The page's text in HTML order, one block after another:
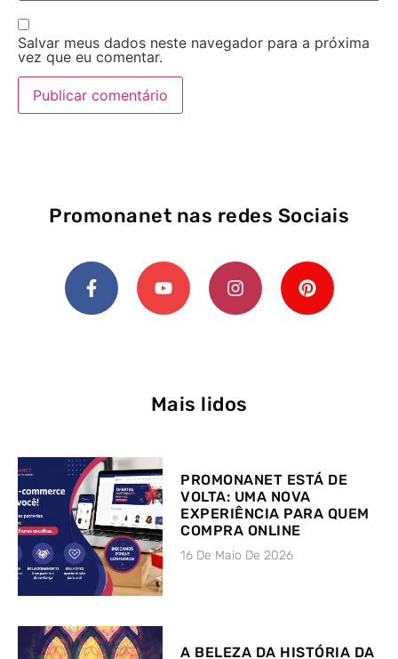
Salvar meus dados neste navegador para a próxima
vez que eu comentar.
Promonanet nas redes Sociais
Mais lidos
PROMONANET ESTÁ DE
VOLTA: UMA NOVA
EXPERIÊNCIA PARA QUEM
COMPRA ONLINE
16 De Maio De 2026
A BELEZA DA HISTÓRIA DA